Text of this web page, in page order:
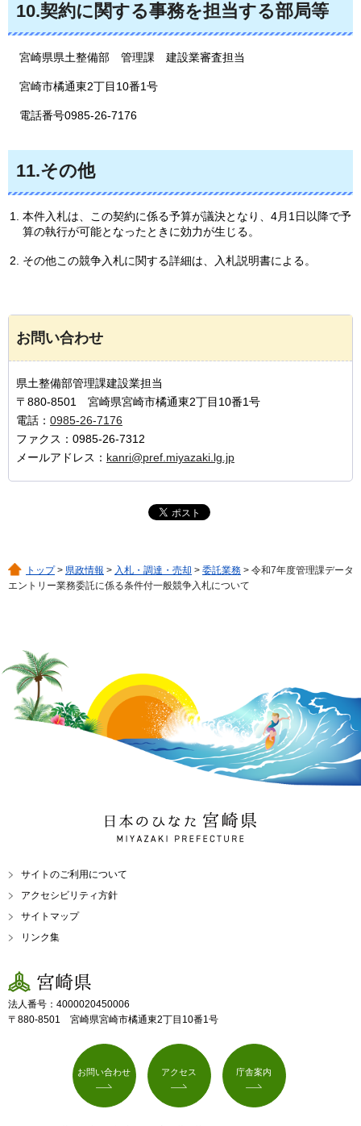
10.契約に関する事務を担当する部局等
宮崎県県土整備部 管理課 建設業審査担当
宮崎市橘通東2丁目10番1号
電話番号0985-26-7176
11.その他
本件入札は、この契約に係る予算が議決となり、4月1日以降で予
算の執行が可能となったときに効力が生じる。
その他この競争入札に関する詳細は、入札説明書による。
お問い合わせ
県土整備部管理課建設業担当
〒880-8501 宮崎県宮崎市橘通東2丁目10番1号
電話： 0985-26-7176
ファクス：0985-26-7312
メールアドレス： kanri@pref.miyazaki.lg.jp
トップ> 県政情報 > 入札・調達・売却 > 委託業務 > 令和7年度管理課データ
エントリー業務委託に係る条件付一般競争入札について
日本のひなた 宮崎県
MIYAZAKI PREFECTURE
サイトのご利用について
アクセシビリティ方針
サイトマップ
リンク集
宮崎県
法人番号：4000020450006
〒880-8501 宮崎県宮崎市橘通東2丁目10番1号
お問い合わせ アクセス 庁舎案内